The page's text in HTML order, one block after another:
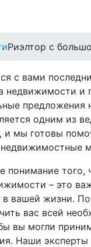
Риэлтор с
с вами
недвижимости и
предложения
одним из
и мы готовы
понимание того,
– это
в вашей жизни.
вас всей
вы могли
Наши эксперты